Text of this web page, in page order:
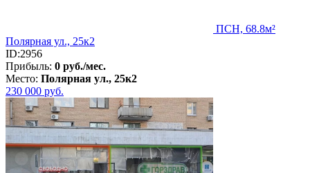
ПСН, 68.8м²
Полярная ул., 25к2
ID:2956
Прибыль: 0 руб./мес.
Место: Полярная ул., 25к2
230 000 руб.